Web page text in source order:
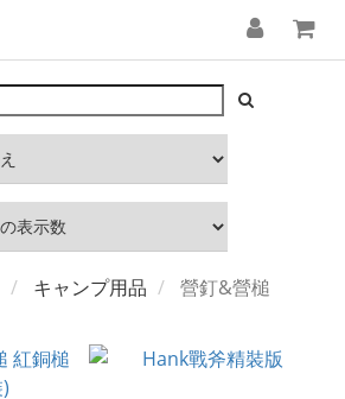
キャンプ用品 營釘&營槌